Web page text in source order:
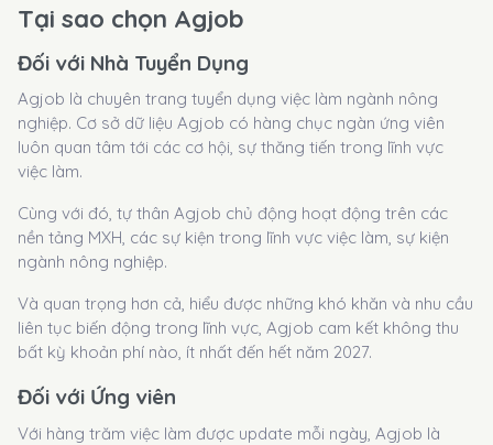
Tại sao chọn Agjob
Đối với Nhà Tuyển Dụng
Agjob là chuyên trang tuyển dụng việc làm ngành nông
nghiệp. Cơ sở dữ liệu Agjob có hàng chục ngàn ứng viên
luôn quan tâm tới các cơ hội, sự thăng tiến trong lĩnh vực
việc làm.
Cùng với đó, tự thân Agjob chủ động hoạt động trên các
nền tảng MXH, các sự kiện trong lĩnh vực việc làm, sự kiện
ngành nông nghiệp.
Và quan trọng hơn cả, hiểu được những khó khăn và nhu cầu
liên tục biến động trong lĩnh vực, Agjob cam kết không thu
bất kỳ khoản phí nào, ít nhất đến hết năm 2027.
Đối với Ứng viên
Với hàng trăm việc làm được update mỗi ngày, Agjob là